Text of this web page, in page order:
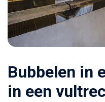
Bubbelen in
in een